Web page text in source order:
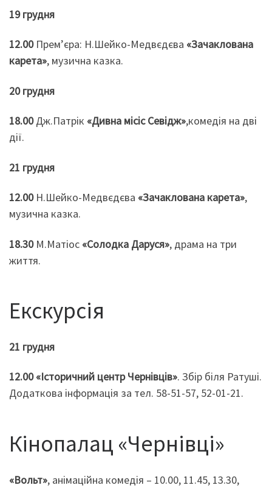
19 грудня
12.00 Прем’єра: Н.Шейко-Медвєдєва «Зачаклована
карета», музична казка.
20 грудня
18.00Дж.Патрік «Дивна місіс Севідж»,комедія на дві
дії.
21 грудня
12.00Н.Шейко-Медвєдєва «Зачаклована карета»,
музична казка.
18.30М.Матіос «Солодка Даруся», драма на три
життя.
Екскурсія
21 грудня
12.00 «Історичний центр Чернівців». Збір біля Ратуші.
Додаткова інформація за тел. 58-51-57, 52-01-21.
Кінопалац «Чернівці»
«Вольт», анімаційна комедія – 10.00, 11.45, 13.30,